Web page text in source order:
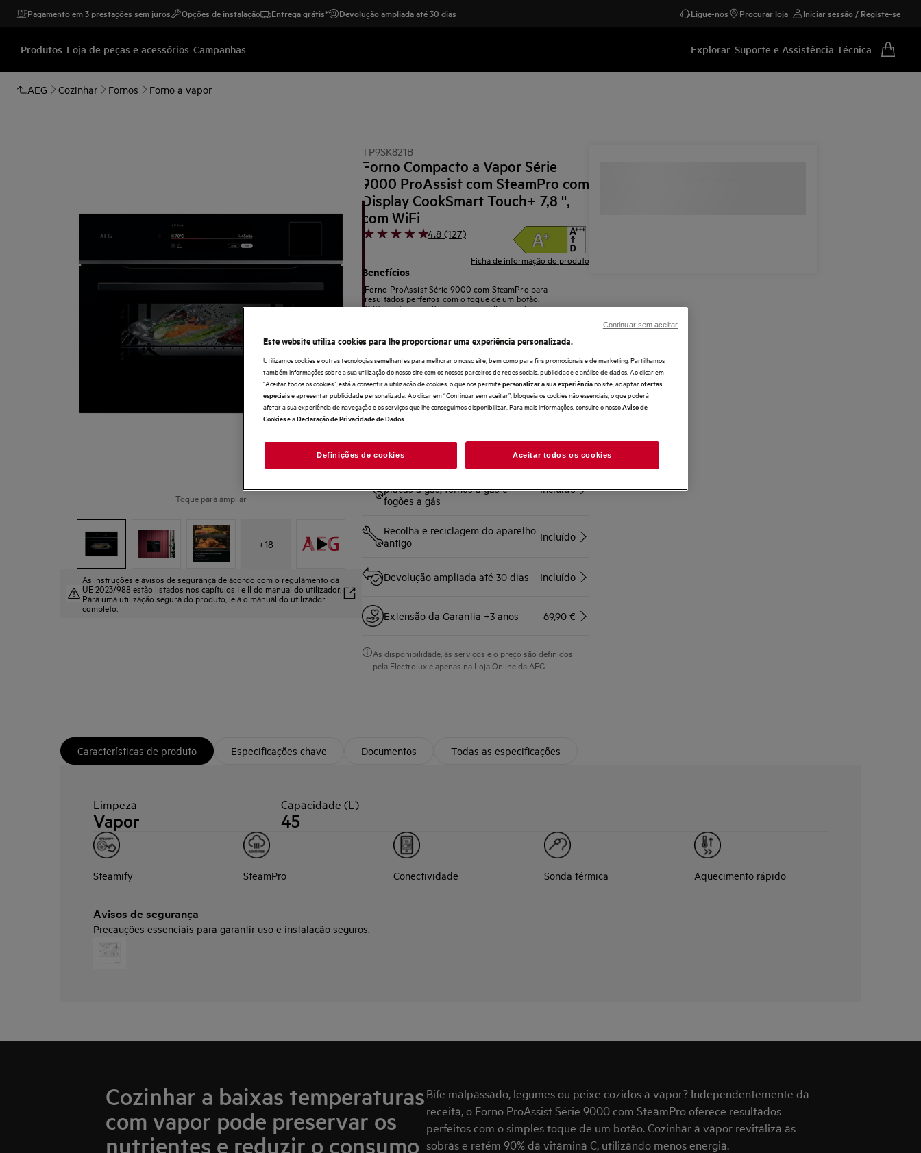
Pagamento em 3 prestações sem juros Opções de instalação Entrega grátis* Devolução ampliada até 30 dias Ligue-nos Procurar loja Iniciar sessão / Registe-se
Produtos Loja de peças e acessórios Campanhas Explorar Suporte e Assistência Técnica
AEG Cozinhar Fornos Forno a vapor
Toque para ampliar
+18
As instruções e avisos de segurança de acordo com o regulamento da
UE 2023/988 estão listados nos capítulos I e II do manual do utilizador.
Para uma utilização segura do produto, leia o manual do utilizador
completo.
TP9SK821B
Forno Compacto a Vapor Série
9000 ProAssist com SteamPro com
Display CookSmart Touch+ 7,8 '',
com WiFi
4.8 (127)
Ficha de informação do produto
Benefícios
Forno ProAssist Série 9000 com SteamPro para
resultados perfeitos com o toque de um botão.
O SteamPro permite-lhe assar, grelhar, cozinhar a vapor e
fáceis para obter melhores resultados.
Compre diretamente à AEG e obtenha*
Entrega ao domicílio Incluído
Serviço de instalação 89,90 €
placas a gás, fornos a gás e
fogões a gás
Incluído
Recolha e reciclagem do aparelho
antigo
Incluído
Devolução ampliada até 30 dias Incluído
Extensão da Garantia +3 anos 69,90 €
As disponibilidade, as serviços e o preço são definidos
pela Electrolux e apenas na Loja Online da AEG.
Características de produto Especificações chave Documentos Todas as especificações
Limpeza
Vapor
Capacidade (L)
45
Steamify SteamPro Conectividade Sonda térmica Aquecimento rápido
Avisos de segurança
Precauções essenciais para garantir uso e instalação seguros.
Cozinhar a baixas temperaturas
com vapor pode preservar os
nutrientes e reduzir o consumo
Bife malpassado, legumes ou peixe cozidos a vapor? Independentemente da
receita, o Forno ProAssist Série 9000 com SteamPro oferece resultados
perfeitos com o simples toque de um botão. Cozinhar a vapor revitaliza as
sobras e retém 90% da vitamina C, utilizando menos energia.
Este website utiliza cookies para lhe proporcionar uma experiência personalizada.
Utilizamos cookies e outras tecnologias semelhantes para melhorar o nosso site, bem como para fins promocionais e de marketing. Partilhamos
também informações sobre a sua utilização do nosso site com os nossos parceiros de redes sociais, publicidade e análise de dados. Ao clicar em
"Aceitar todos os cookies”, está a consentir a utilização de cookies, o que nos permitepersonalizar a sua experiênciano site, adaptarofertas
especiaise apresentar publicidade personalizada. Ao clicar em “Continuar sem aceitar”, bloqueia os cookies não essenciais, o que poderá
afetar a sua experiência de navegação e os serviços que lhe conseguimos disponibilizar. Para mais informações, consulte o nossoAviso de
Cookiese aDeclaração de Privacidade de Dados
Definições de cookies Aceitar todos os cookies
Continuar sem aceitar